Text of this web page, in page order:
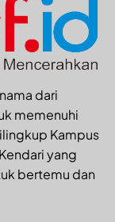
dari
memenuhi
Kampus
yang
bertemu dan